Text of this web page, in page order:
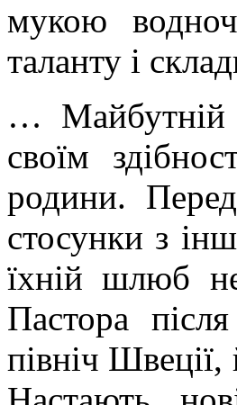
мукою
таланту і
… Майбутній
своїм
родини.
стосунки з
їхній шлюб
Пастора
північ